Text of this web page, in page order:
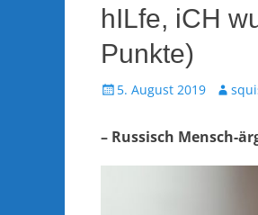
hILfe, iCH
Punkte)
Veröffentlicht
5. August 2019 Autor
– Russisch Mensch-